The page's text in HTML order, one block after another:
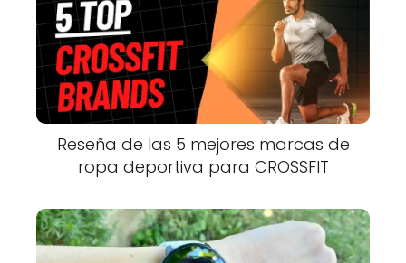
Reseña de las 5 mejores marcas de
ropa deportiva para CROSSFIT